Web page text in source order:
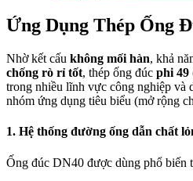
Ứng Dụng Thép Ống
Nhờ kết cấu không mối hàn, khả
chống rò rỉ tốt, thép ống đúc phi 49
trong nhiều lĩnh vực công nghiệp và
nhóm ứng dụng tiêu biểu (mở rộng
1. Hệ thống đường ống dẫn chất
Ống đúc DN40 được dùng phổ biến